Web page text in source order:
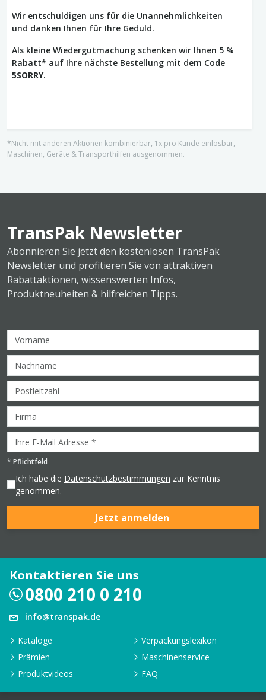
Wir entschuldigen uns für die Unannehmlichkeiten
und danken Ihnen für Ihre Geduld.
Als kleine Wiedergutmachung schenken wir Ihnen 5 %
Rabatt* auf Ihre nächste Bestellung mit dem Code
5SORRY.
*Nicht mit anderen Aktionen kombinierbar, 1x pro Kunde einlösbar,
Maschinen, Geräte & Transporthilfen ausgenommen.
TransPak Newsletter
Abonnieren Sie jetzt den kostenlosen TransPak
Newsletter und profitieren Sie von attraktiven
Rabattaktionen, wissenswerten Infos,
Produktneuheiten & hilfreichen Tipps.
* Pflichtfeld
Ich habe die Datenschutzbestimmungen zur Kenntnis
genommen.
Jetzt anmelden
Kontaktieren Sie uns
0800 210 0 210
info@transpak.de
Kataloge
Verpackungslexikon
Prämien
Maschinenservice
Produktvideos
FAQ